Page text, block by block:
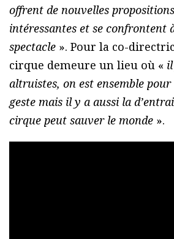
offrent de nouvelles
intéressantes et se confrontent
spectacle ». Pour la co-
cirque demeure un lieu où «
altruistes, on est ensemble
geste mais il y a aussi la
cirque peut sauver le monde ».